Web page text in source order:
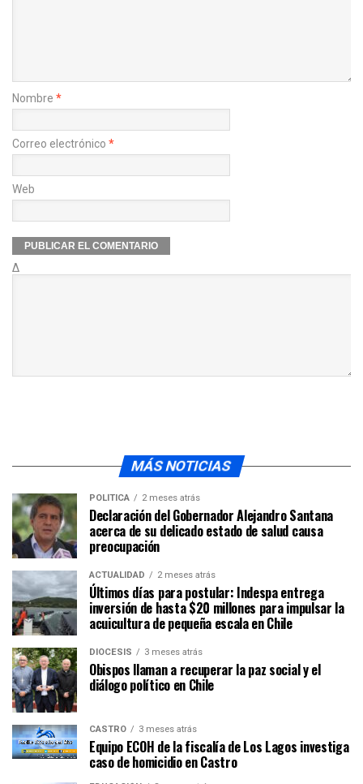
Nombre *
Correo electrónico *
Web
Δ
MÁS NOTICIAS
POLÍTICA 2 meses atrás
Declaración del Gobernador Alejandro Santana
acerca de su delicado estado de salud causa
preocupación
ACTUALIDAD 2 meses atrás
Últimos días para postular: Indespa entrega
inversión de hasta $20 millones para impulsar la
acuicultura de pequeña escala en Chile
DIÓCESIS 3 meses atrás
Obispos llaman a recuperar la paz social y el
diálogo político en Chile
CASTRO 3 meses atrás
Equipo ECOH de la fiscalía de Los Lagos investiga
caso de homicidio en Castro